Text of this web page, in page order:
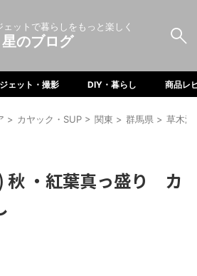
ットで暮らしをもっと楽しく
星のブログ
ェット・撮影 DIY・暮らし 商品レ
> カヤック・SUP > 関東 > 群馬県 > 草木湖
秋 ・紅葉真っ盛り カ